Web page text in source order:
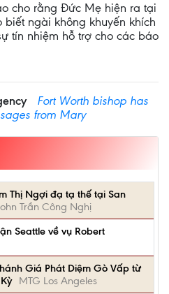
cho rằng Đức Mẹ hiện ra tại
biết ngài không khuyến khích
tín nhiệm hỗ trợ cho các báo
Fort Worth bishop has
from Mary
Thị Ngợi đạ tạ thế tại San
Trần Công Nghị
Seattle về vụ Robert
Giá Phát Diệm Gò Vấp từ
MTG Los Angeles